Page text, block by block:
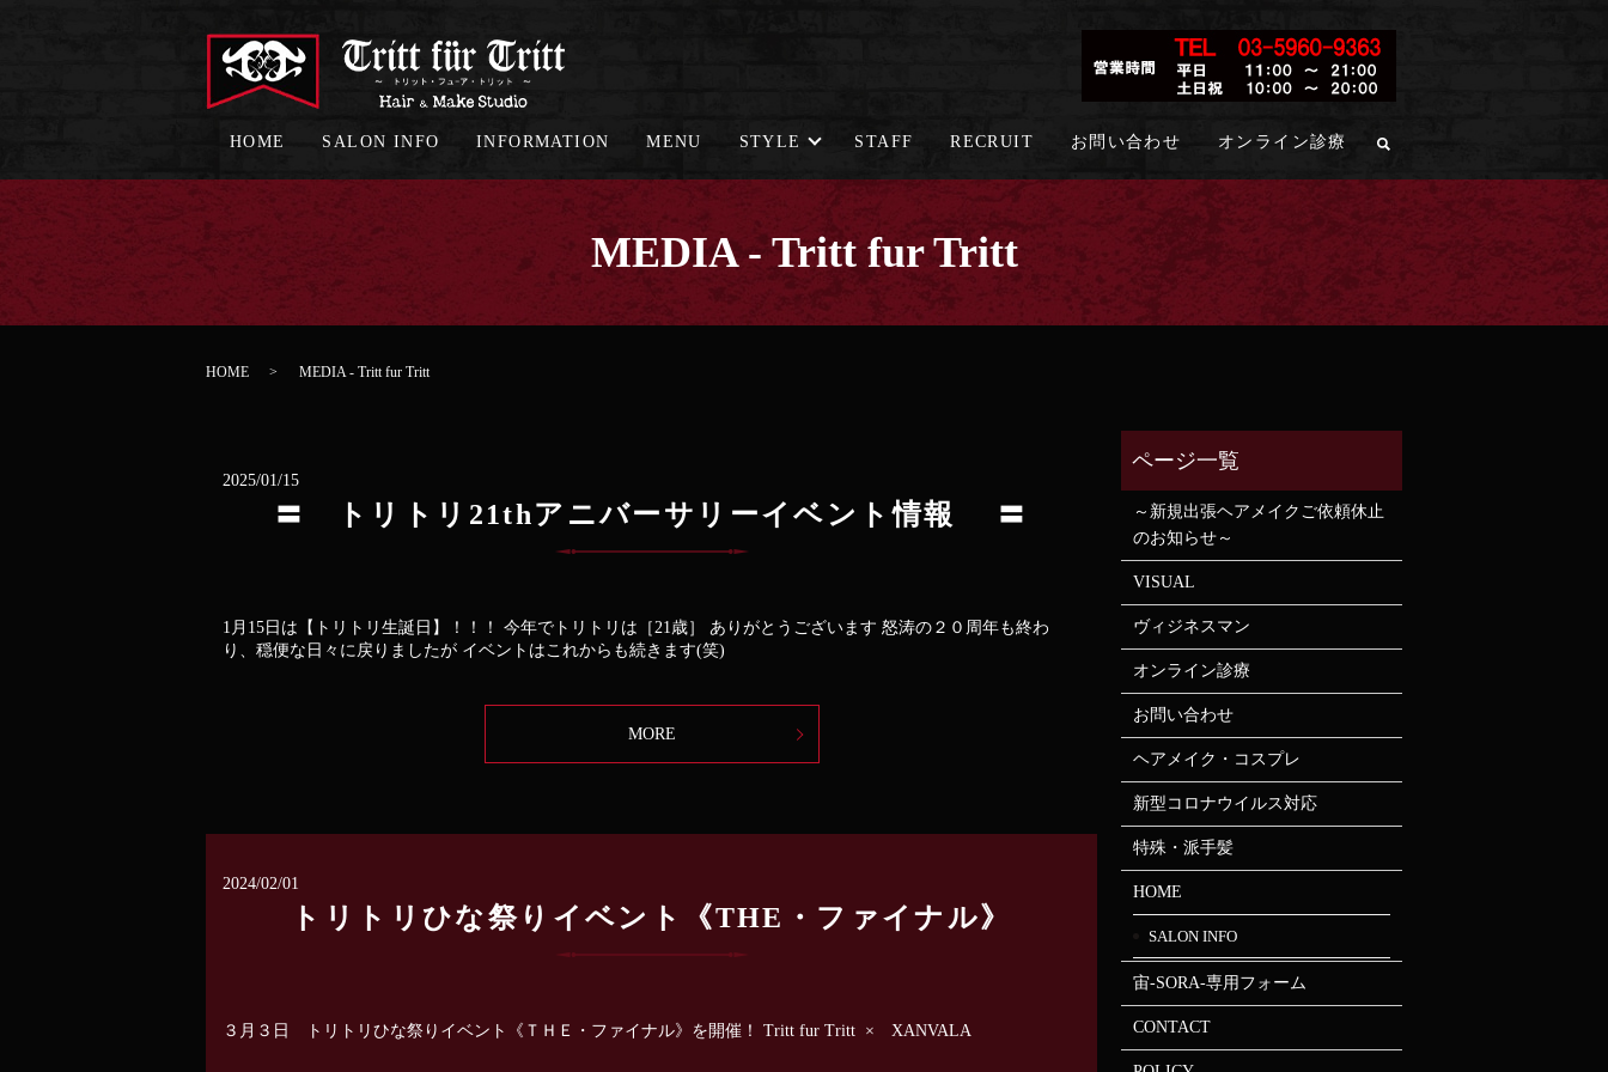
HOME SALON INFO INFORMATION MENU STYLE STAFF RECRUIT お問い合わせ オンライン診療
MEDIA - Tritt fur Tritt
HOME MEDIA - Tritt fur Tritt
2025/01/15
〓 トリトリ21thアニバーサリーイベント情報 〓
1月15日は【トリトリ生誕日】！！！ 今年でトリトリは［21歳］ ありがとうございます 怒涛の２０周年も終わ
り、穏便な日々に戻りましたが イベントはこれからも続きます(笑)
MORE
2024/02/01
トリトリひな祭りイベント《THE・ファイナル》
３月３日 トリトリひな祭りイベント《ＴＨＥ・ファイナル》を開催！ Tritt fur Tritt × XANVALA
～新規出張ヘアメイクご依頼休止
のお知らせ～
VISUAL
ヴィジネスマン
オンライン診療
お問い合わせ
ヘアメイク・コスプレ
新型コロナウイルス対応
特殊・派手髪
HOME
SALON INFO
宙-SORA-専用フォーム
CONTACT